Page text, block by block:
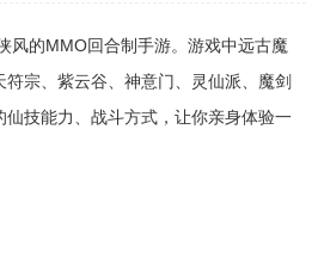
风的MMO回合制手游。游戏中远古魔
宗、紫云谷、神意门、灵仙派、魔剑
仙技能力、战斗方式，让你亲身体验一